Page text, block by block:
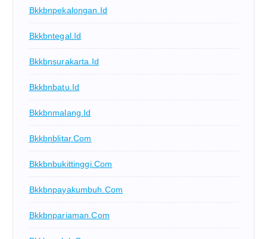
Bkkbnpekalongan.id
Bkkbntegal.id
Bkkbnsurakarta.id
Bkkbnbatu.id
Bkkbnmalang.id
Bkkbnblitar.com
Bkkbnbukittinggi.com
Bkkbnpayakumbuh.com
Bkkbnpariaman.com